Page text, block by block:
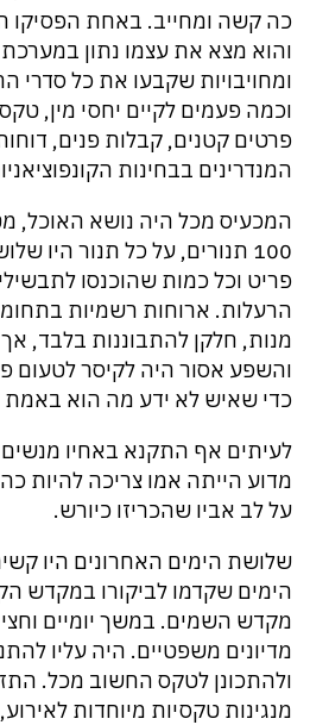
כה קשה ומחייב. באחת הפסיקו
והוא מצא את עצמו נתון במערכת
ומחויבויות שקבעו את כל סדרי
וכמה פעמים לקיים יחסי מין,
פרטים קטנים, קבלות פנים,
המנדרינים בבחינות
המכעיס מכל היה נושא האוכל,
100 תנורים, על כל תנור היו
פריט וכל כמות שהוכנסו
מנות, חלקן להתבוננות בלבד,
והשפע אסור היה לקיסר לטעום
כדי שאיש לא ידע מה הוא באמת
לעיתים אף התקנא באחיו
מדוע הייתה אמו צריכה להיות
על לב אביו שהכריזו כיורש.
שלושת הימים האחרונים היו
הימים שקדמו לביקורו במקדש
מקדש השמים. במשך יומיים
מדיונים משפטיים. היה עליו
ולהתכונן לטקס החשוב מכל.
מנגינות טקסיות מיוחדות לאירוע,